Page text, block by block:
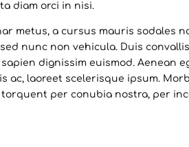
diam orci in nisi.
metus, a cursus mauris sodales
nunc non vehicula. Duis
dignissim euismod. Aenean
ac, laoreet scelerisque ipsum.
per conubia nostra, per